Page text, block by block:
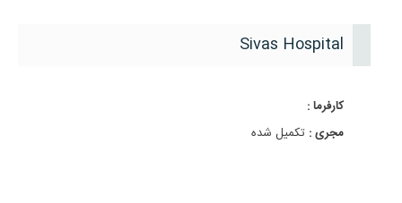
Sivas Hospital
کارفرما :
مجری : تکمیل شده